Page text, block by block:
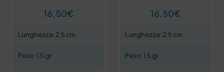
16,50€
Lunghezza: 2.5 cm
Peso: 1.5 gr
16,50€
Lunghezza: 2.5 cm
Peso: 1.5 gr